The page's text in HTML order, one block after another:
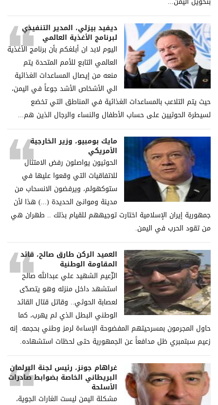
ديفيد بيزلي، المدير التنفيذي
لبرنامج الأغذية العالمي
اليوم لابد ان أبلغكم بأن برنامج الأغذية
العالمي التابع للأمم المتحدة يتم
منعه من إيصال المساعدات الغذائية
الي الأشخاص الأشد جوعاً في اليمن،
حيث يتم التلاعب بالمساعدات الغذائية في المناطق التي تخضع
لسيطرة الحوثيين على حساب الأطفال والنساء والرجال الذين هم...
مايك بومبيو، وزير الخارجية
الأمريكي
الحوثيون يواصلون رفض الامتثال
للاتفاقيات التي وقعوا عليها في
ستوكهولم، ويرفضون الانسحاب من
مدينة وموانئ الحديدة (...) هذا لأن
جمهورية إيران الإسلامية اختارت توجيههم للقيام بذلك .. طهران هي
من تقود الحرب في اليمن.
العميد الركن طارق صالح، قائد
المقاومة الوطنية
الزّعيم الشهيد علي عبدالله صالح
استشهد داخل منزله وهو يتصدّى
لعصابة الحوثي.. وقاتل قتال القائد
الوطني البطل الذي لم يهرب، كما
حاول المجرمون بمسرحيتهم المفضوحة الإساءة لرمز وطني بحجمه. إنه
زعيم سبتمبري ظل مدافعاً عن الجمهورية حتى لحظات استشهاده.
غراھام جونز، رئیس لجنة البرلمان
البریطاني الخاصة بضوابط صادرات
الأسلحة
مشكلة الیمن لیست الغارات الجویة،